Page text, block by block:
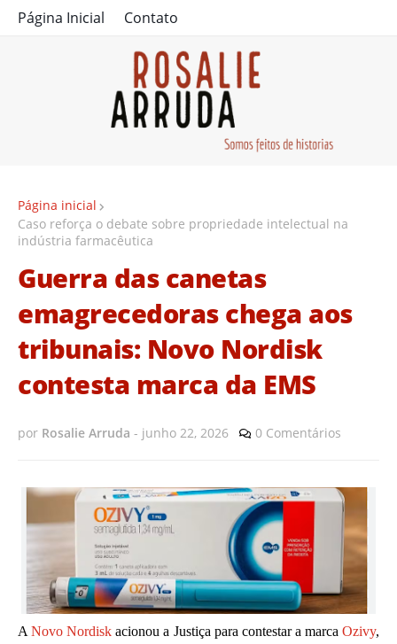
Página Inicial Contato
Página inicial
Caso reforça o debate sobre propriedade intelectual na
indústria farmacêutica
Guerra das canetas
emagrecedoras chega aos
tribunais: Novo Nordisk
contesta marca da EMS
por Rosalie Arruda - junho 22, 2026 0 Comentários
ANovo Nordisk acionou a Justiça para contestar a marcaOzivy,